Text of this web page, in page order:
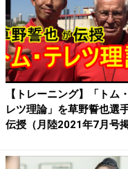
【トレーニング】「トム
レツ理論」を草野誓也選
伝授（月陸2021年7月号